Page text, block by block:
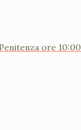
ore 10:00